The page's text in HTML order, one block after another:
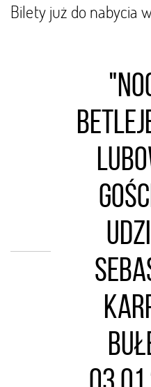
Bilety już do nabycia